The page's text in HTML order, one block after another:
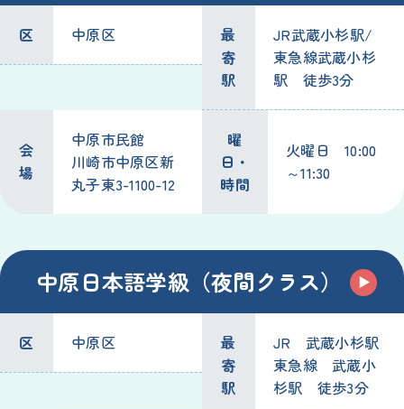
区 中原区
最
寄
駅
JR武蔵小杉駅/
東急線武蔵小杉
駅 徒歩3分
会
場
中原市民館
川崎市中原区新
丸子東3-1100-12
曜
日・
時間
火曜日 10:00
～11:30
中原日本語学級（夜間クラス）
区 中原区
最
寄
駅
JR 武蔵小杉駅
東急線 武蔵小
杉駅 徒歩3分